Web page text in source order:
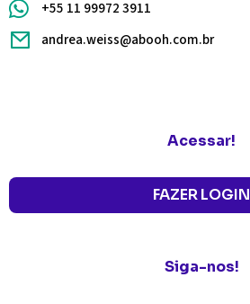
+55 11 99972 3911
andrea.weiss@abooh.com.br
Acessar!
FAZER LOGIN
Siga-nos!